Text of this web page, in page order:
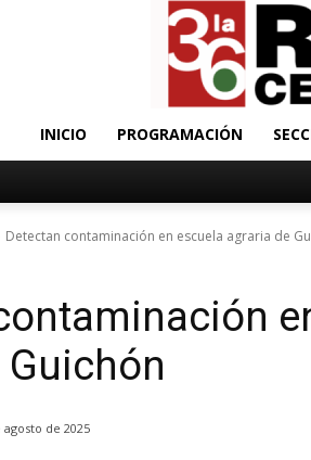
INICIO PROGRAMACIÓN
Detectan contaminación en escuela agraria de
agosto de 2025